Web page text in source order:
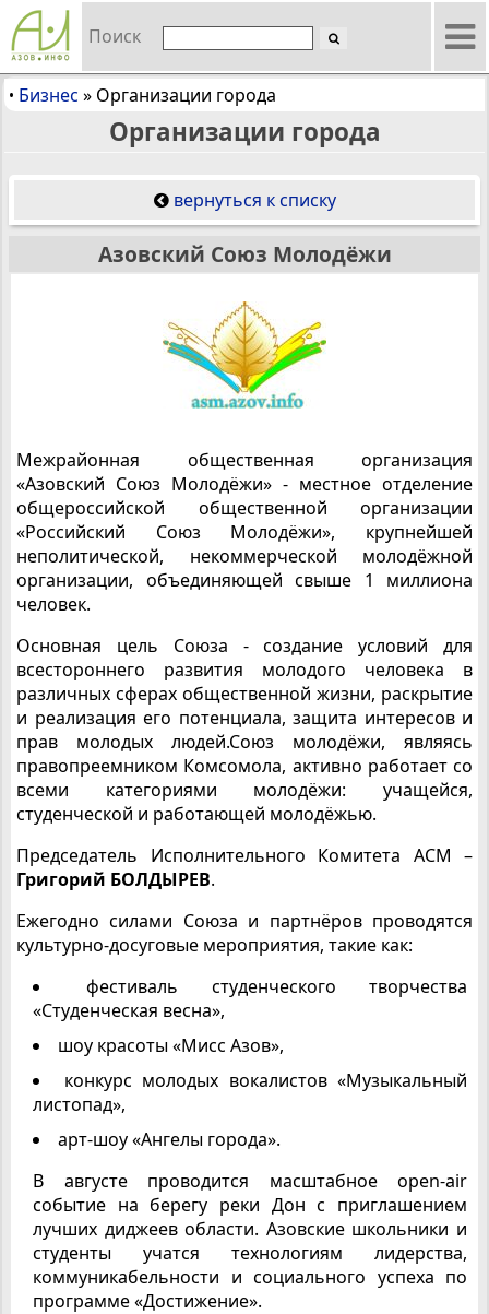
Поиск
• Бизнес » Организации города
Организации города
вернуться к списку
Азовский Союз Молодёжи
Межрайонная общественная организация
«Азовский Союз Молодёжи» - местное отделение
общероссийской общественной организации
«Российский Союз Молодёжи», крупнейшей
неполитической, некоммерческой молодёжной
организации, объединяющей свыше 1 миллиона
человек.
Основная цель Союза - создание условий для
всестороннего развития молодого человека в
различных сферах общественной жизни, раскрытие
и реализация его потенциала, защита интересов и
прав молодых людей.Союз молодёжи, являясь
правопреемником Комсомола, активно работает со
всеми категориями молодёжи: учащейся,
студенческой и работающей молодёжью.
Председатель Исполнительного Комитета АСМ –
Григорий БОЛДЫРЕВ.
Ежегодно силами Союза и партнёров проводятся
культурно-досуговые мероприятия, такие как:
фестиваль студенческого творчества
«Студенческая весна»,
шоу красоты «Мисс Азов»,
конкурс молодых вокалистов «Музыкальный
листопад»,
арт-шоу «Ангелы города».
В августе проводится масштабное open-air
событие на берегу реки Дон с приглашением
лучших диджеев области. Азовские школьники и
студенты учатся технологиям лидерства,
коммуникабельности и социального успеха по
программе «Достижение».